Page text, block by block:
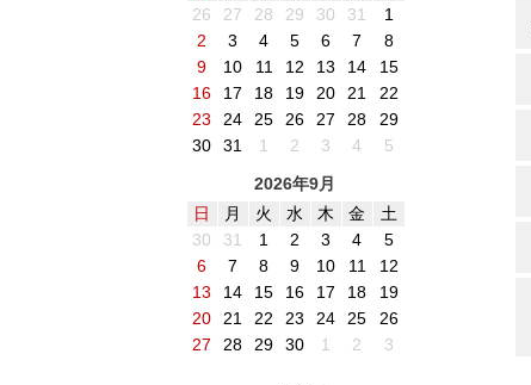
26
27 28 29 30 31
1
2
3 4 5 6 7
8
9
10 11 12 13 14
15
16
17 18 19 20 21
22
23
24 25 26 27 28
29
30
31 1 2 3 4
5
2026年9月
日
月 火 水 木 金
土
30
31 1 2 3 4
5
6
7 8 9 10 11
12
13
14 15 16 17 18
19
20
21 22 23 24 25
26
27
28 29 30 1 2 3